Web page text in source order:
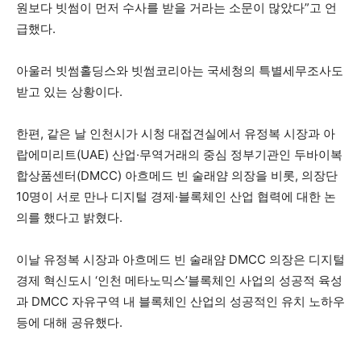
원보다 빗썸이 먼저 수사를 받을 거라는 소문이 많았다”고 언
급했다.
아울러 빗썸홀딩스와 빗썸코리아는 국세청의 특별세무조사도
받고 있는 상황이다.
한편, 같은 날 인천시가 시청 대접견실에서 유정복 시장과 아
랍에미리트(UAE) 산업·무역거래의 중심 정부기관인 두바이복
합상품센터(DMCC) 아흐메드 빈 술래얌 의장을 비롯, 의장단
10명이 서로 만나 디지털 경제·블록체인 산업 협력에 대한 논
의를 했다고 밝혔다.
이날 유정복 시장과 아흐메드 빈 술래얌 DMCC 의장은 디지털
경제 혁신도시 ‘인천 메타노믹스’블록체인 사업의 성공적 육성
과 DMCC 자유구역 내 블록체인 산업의 성공적인 유치 노하우
등에 대해 공유했다.